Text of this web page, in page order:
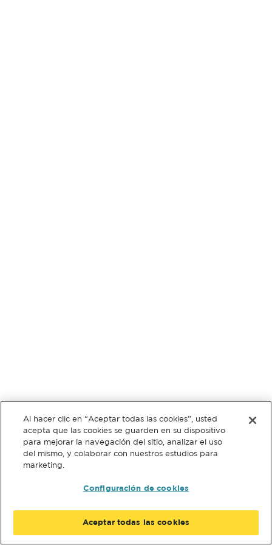
Al hacer clic en “Aceptar todas las cookies”, usted
acepta que las cookies se guarden en su dispositivo
para mejorar la navegación del sitio, analizar el uso
del mismo, y colaborar con nuestros estudios para
marketing.
Configuración de cookies
Aceptar todas las cookies